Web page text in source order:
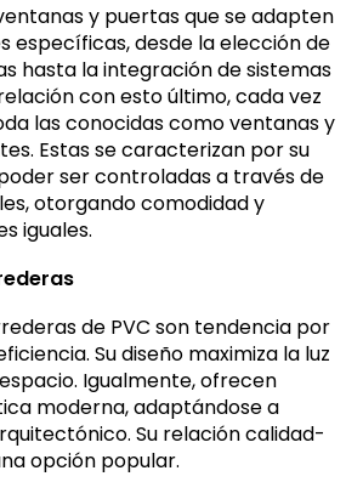
y puertas que se adapten
específicas, desde la elección de
hasta la integración de sistemas
con esto último, cada vez
las conocidas como ventanas y
Estas se caracterizan por su
ser controladas a través de
otorgando comodidad y
iguales.
de PVC son tendencia por
Su diseño maximiza la luz
Igualmente, ofrecen
moderna, adaptándose a
Su relación calidad-
opción popular.